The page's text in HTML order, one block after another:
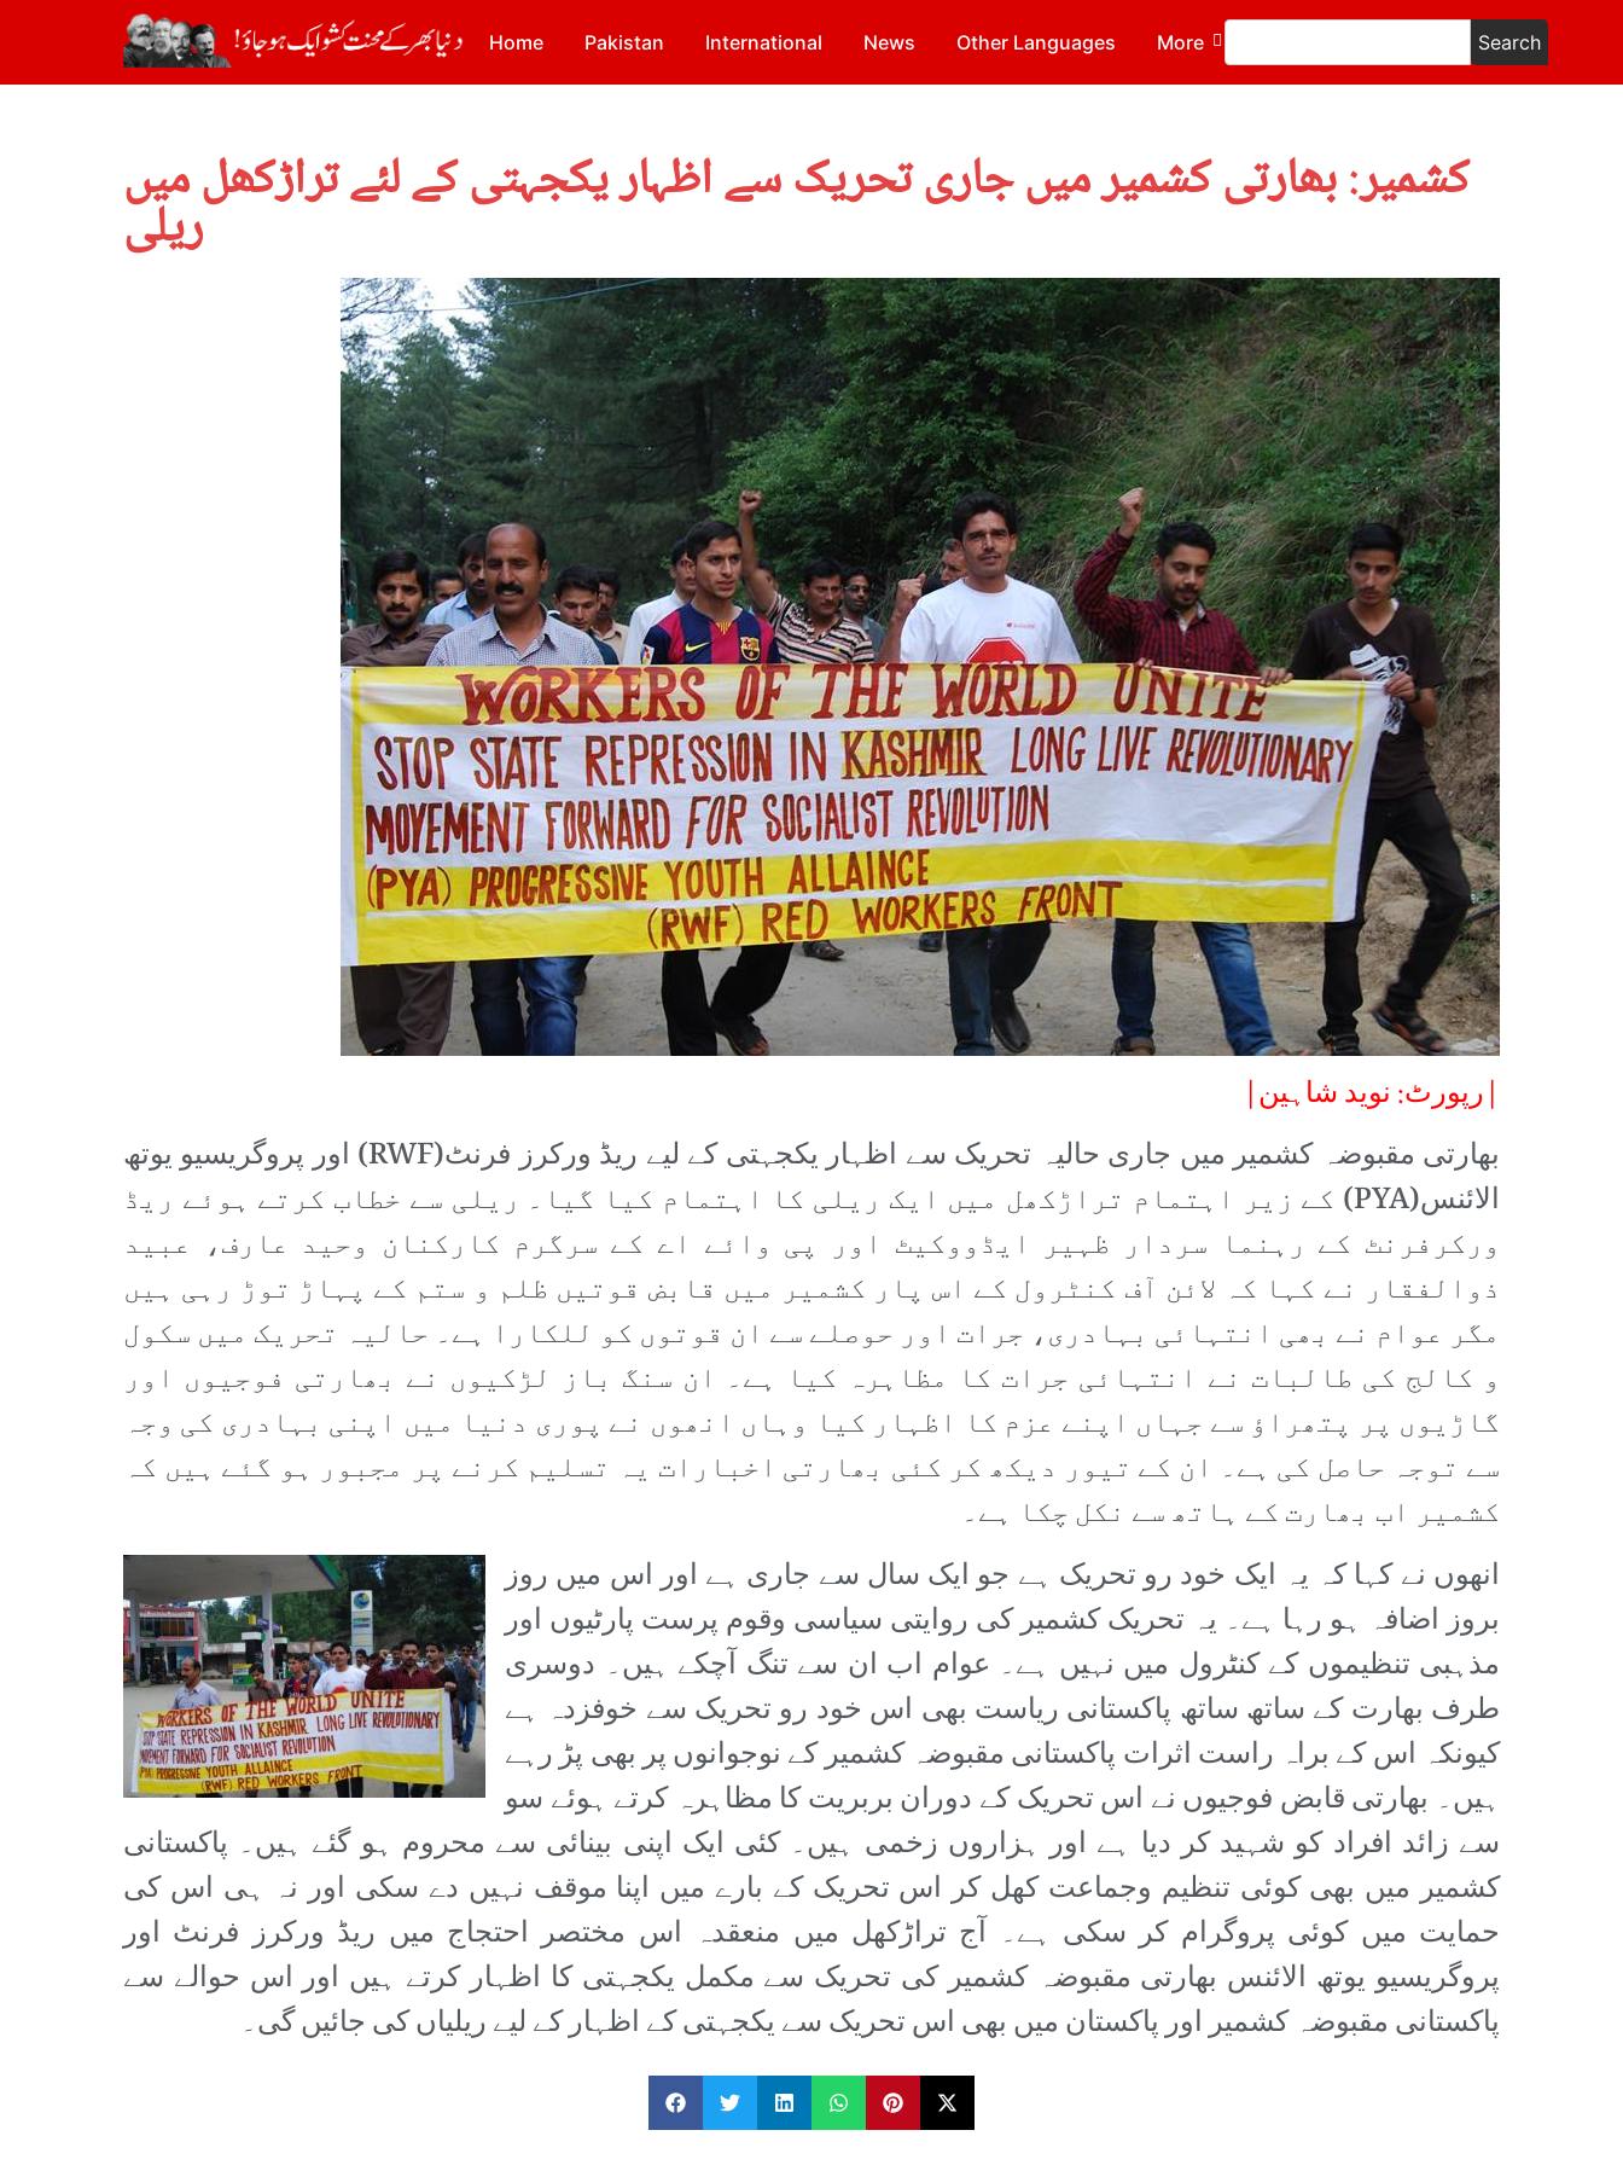
Home Pakistan International News Other Languages More Search
کشمیر: بھارتی کشمیر میں جاری تحریک سے اظہار یکجہتی کے لئے تراڑکھل میں
ریلی
|رپورٹ: نوید شاہین|
بھارتی مقبوضہ کشمیر میں جاری حالیہ تحریک سے اظہار یکجہتی کے لیے ریڈ ورکرز فرنٹ(RWF) اور پروگریسیو یوتھ
الائنس(PYA) کے زیر اہتمام تراڑکھل میں ایک ریلی کا اہتمام کیا گیا۔ ریلی سے خطاب کرتے ہوئے ریڈ
ورکرفرنٹ کے رہنما سردار ظہیر ایڈووکیٹ اور پی وائے اے کے سرگرم کارکنان وحید عارف، عبید
ذوالفقار نے کہا کہ لائن آف کنٹرول کے اس پار کشمیر میں قابض قوتیں ظلم و ستم کے پہاڑ توڑ رہی ہیں
مگر عوام نے بھی انتہائی بہادری، جرات اور حوصلے سے ان قوتوں کو للکارا ہے۔ حالیہ تحریک میں سکول
و کالج کی طالبات نے انتہائی جرات کا مظاہرہ کیا ہے۔ ان سنگ باز لڑکیوں نے بھارتی فوجیوں اور
گاڑیوں پر پتھراؤ سے جہاں اپنے عزم کا اظہار کیا وہاں انھوں نے پوری دنیا میں اپنی بہادری کی وجہ
سے توجہ حاصل کی ہے۔ ان کے تیور دیکھ کر کئی بھارتی اخبارات یہ تسلیم کرنے پر مجبور ہو گئے ہیں کہ
کشمیر اب بھارت کے ہاتھ سے نکل چکا ہے۔
انھوں نے کہا کہ یہ ایک خود رو تحریک ہے جو ایک سال سے جاری ہے اور اس میں روز
بروز اضافہ ہو رہا ہے۔ یہ تحریک کشمیر کی روایتی سیاسی وقوم پرست پارٹیوں اور
مذہبی تنظیموں کے کنٹرول میں نہیں ہے۔ عوام اب ان سے تنگ آچکے ہیں۔ دوسری
طرف بھارت کے ساتھ ساتھ پاکستانی ریاست بھی اس خود رو تحریک سے خوفزدہ ہے
کیونکہ اس کے براہ راست اثرات پاکستانی مقبوضہ کشمیر کے نوجوانوں پر بھی پڑ رہے
ہیں۔ بھارتی قابض فوجیوں نے اس تحریک کے دوران بربریت کا مظاہرہ کرتے ہوئے سو
سے زائد افراد کو شہید کر دیا ہے اور ہزاروں زخمی ہیں۔ کئی ایک اپنی بینائی سے محروم ہو گئے ہیں۔ پاکستانی
کشمیر میں بھی کوئی تنظیم وجماعت کھل کر اس تحریک کے بارے میں اپنا موقف نہیں دے سکی اور نہ ہی اس کی
حمایت میں کوئی پروگرام کر سکی ہے۔ آج تراڑکھل میں منعقدہ اس مختصر احتجاج میں ریڈ ورکرز فرنٹ اور
پروگریسیو یوتھ الائنس بھارتی مقبوضہ کشمیر کی تحریک سے مکمل یکجہتی کا اظہار کرتے ہیں اور اس حوالے سے
پاکستانی مقبوضہ کشمیر اور پاکستان میں بھی اس تحریک سے یکجہتی کے اظہار کے لیے ریلیاں کی جائیں گی۔